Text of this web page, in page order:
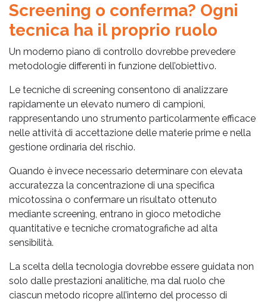
Screening o conferma? Ogni
tecnica ha il proprio ruolo
Un moderno piano di controllo dovrebbe prevedere
metodologie differenti in funzione dell’obiettivo.
Le tecniche di screening consentono di analizzare
rapidamente un elevato numero di campioni,
rappresentando uno strumento particolarmente efficace
nelle attività di accettazione delle materie prime e nella
gestione ordinaria del rischio.
Quando è invece necessario determinare con elevata
accuratezza la concentrazione di una specifica
micotossina o confermare un risultato ottenuto
mediante screening, entrano in gioco metodiche
quantitative e tecniche cromatografiche ad alta
sensibilità.
La scelta della tecnologia dovrebbe essere guidata non
solo dalle prestazioni analitiche, ma dal ruolo che
ciascun metodo ricopre all’interno del processo di